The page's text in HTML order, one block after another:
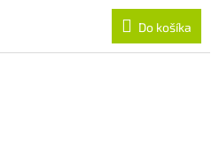
Do košíka